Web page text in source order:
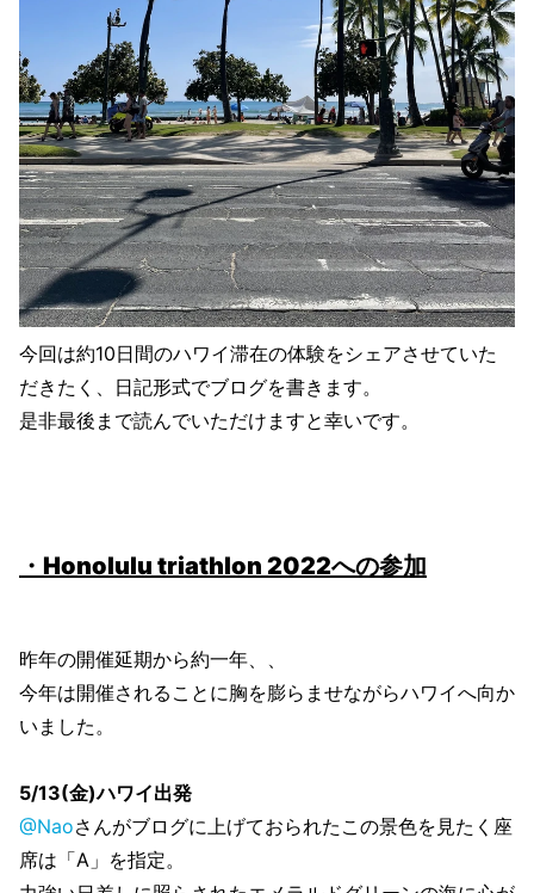
今回は約10日間のハワイ滞在の体験をシェアさせていた
だきたく、日記形式でブログを書きます。
是非最後まで読んでいただけますと幸いです。
・Honolulu triathlon 2022への参加
昨年の開催延期から約一年、、
今年は開催されることに胸を膨らませながらハワイへ向か
いました。
5/13(金)ハワイ出発
@Naoさんがブログに上げておられたこの景色を見たく座
席は「A」を指定。